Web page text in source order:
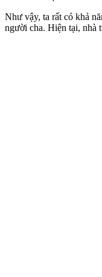
Như vậy, ta rất có khả
người cha. Hiện tại, nhà